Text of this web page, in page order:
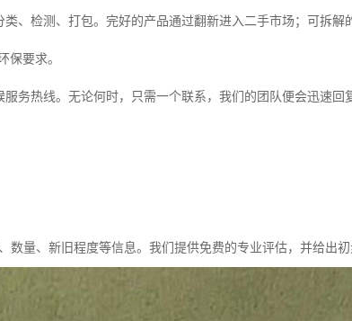
、检测、打包。完好的产品通过翻新进入二手市场；可拆解
保要求。
务热线。无论何时，只需一个联系，我们的团队便会迅速回
量、新旧程度等信息。我们提供免费的专业评估，并给出初